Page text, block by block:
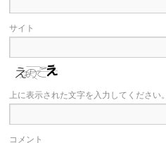
サイト
上に表示された文字を入力してください。
コメント